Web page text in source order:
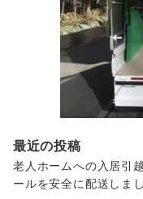
最近の投稿
老人ホームへの入居引
ールを安全に配送しま